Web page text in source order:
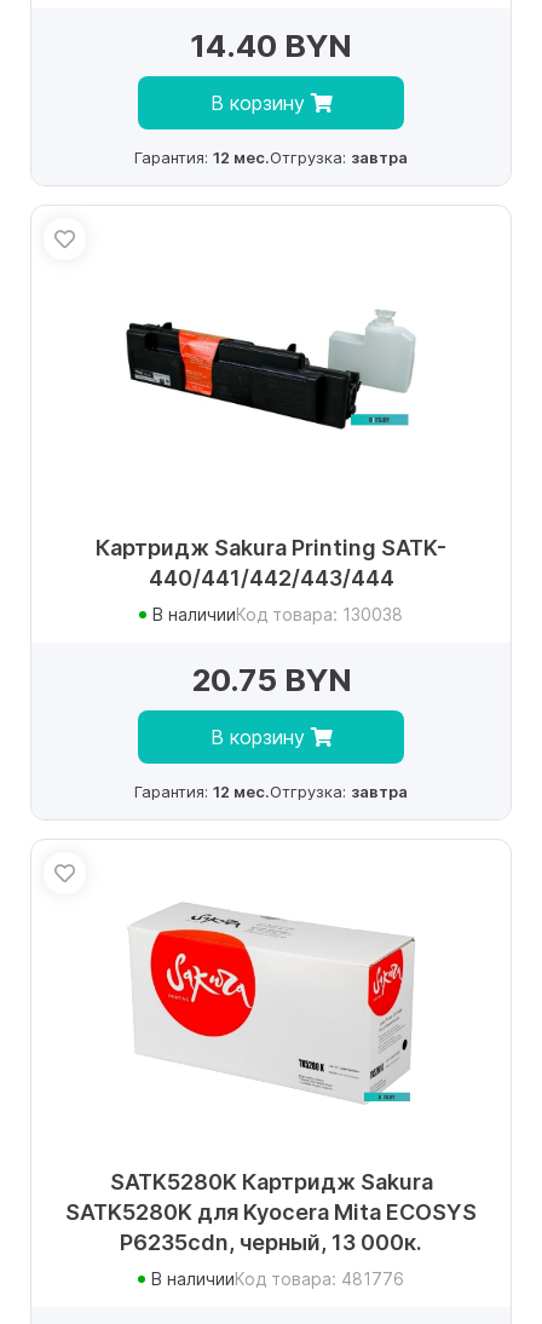
14.40 BYN
В корзину
Гарантия: 12 мес.Отгрузка: завтра
Картридж Sakura Printing SATK-
440/441/442/443/444
В наличииКод товара: 130038
20.75 BYN
В корзину
Гарантия: 12 мес.Отгрузка: завтра
SATK5280K Картридж Sakura
SATK5280K для Kyocera Mita ECOSYS
P6235cdn, черный, 13 000к.
В наличииКод товара: 481776